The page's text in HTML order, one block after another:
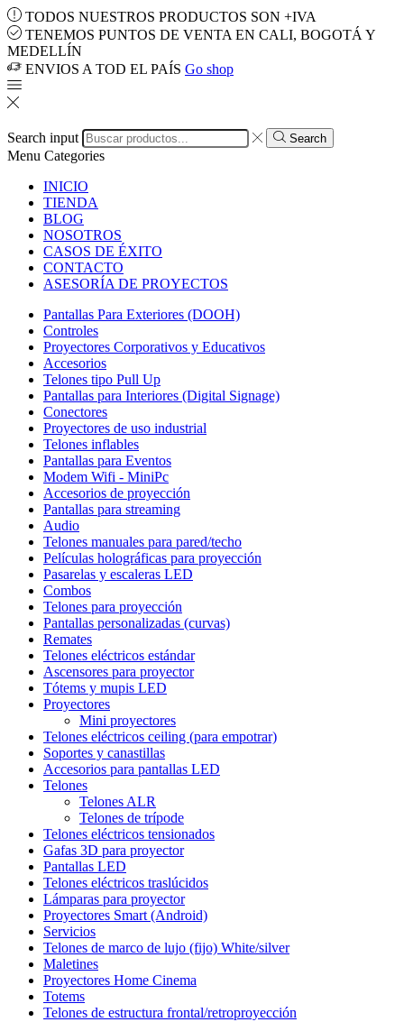
TODOS NUESTROS PRODUCTOS SON +IVA
TENEMOS PUNTOS DE VENTA EN CALI, BOGOTÁ Y
MEDELLÍN
ENVIOS A TOD EL PAÍS Go shop
Search input Search
Menu Categories
INICIO
TIENDA
BLOG
NOSOTROS
CASOS DE ÉXITO
CONTACTO
ASESORÍA DE PROYECTOS
Pantallas Para Exteriores (DOOH)
Controles
Proyectores Corporativos y Educativos
Accesorios
Telones tipo Pull Up
Pantallas para Interiores (Digital Signage)
Conectores
Proyectores de uso industrial
Telones inflables
Pantallas para Eventos
Modem Wifi - MiniPc
Accesorios de proyección
Pantallas para streaming
Audio
Telones manuales para pared/techo
Películas holográficas para proyección
Pasarelas y escaleras LED
Combos
Telones para proyección
Pantallas personalizadas (curvas)
Remates
Telones eléctricos estándar
Ascensores para proyector
Tótems y mupis LED
Proyectores
Mini proyectores
Telones eléctricos ceiling (para empotrar)
Soportes y canastillas
Accesorios para pantallas LED
Telones
Telones ALR
Telones de trípode
Telones eléctricos tensionados
Gafas 3D para proyector
Pantallas LED
Telones eléctricos traslúcidos
Lámparas para proyector
Proyectores Smart (Android)
Servicios
Telones de marco de lujo (fijo) White/silver
Maletines
Proyectores Home Cinema
Totems
Telones de estructura frontal/retroproyección